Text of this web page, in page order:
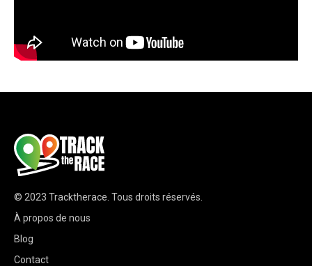
© 2023 Tracktherace Tous droits réservés.
À propos de nous
Blog
Contact